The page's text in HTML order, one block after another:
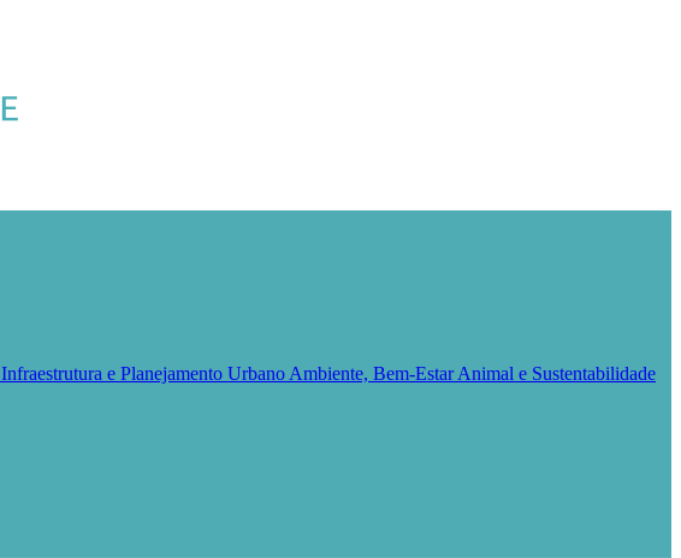
Infraestrutura e Planejamento Urbano Ambiente, Bem-Estar Animal e Sustentabilidade